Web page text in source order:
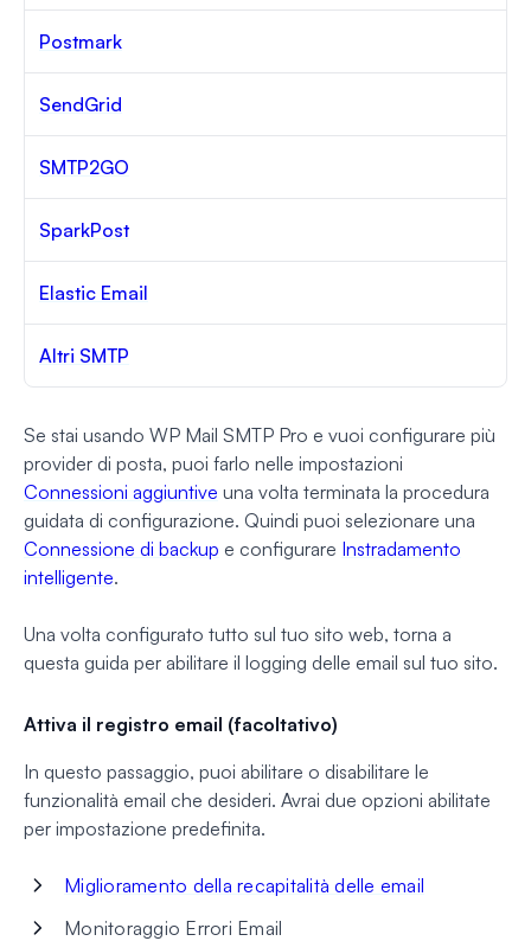
Postmark
SendGrid
SMTP2GO
SparkPost
Elastic Email
Altri SMTP
Se stai usando WP Mail SMTP Pro e vuoi configurare più
provider di posta, puoi farlo nelle impostazioni
Connessioni aggiuntive una volta terminata la procedura
guidata di configurazione. Quindi puoi selezionare una
Connessione di backup e configurare Instradamento
intelligente.
Una volta configurato tutto sul tuo sito web, torna a
questa guida per abilitare il logging delle email sul tuo sito.
Attiva il registro email (facoltativo)
In questo passaggio, puoi abilitare o disabilitare le
funzionalità email che desideri. Avrai due opzioni abilitate
per impostazione predefinita.
Miglioramento della recapitalità delle email
Monitoraggio Errori Email